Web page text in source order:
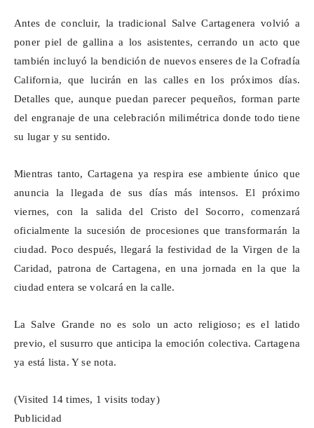
Antes de concluir, la tradicional Salve Cartagenera volvió a
poner piel de gallina a los asistentes, cerrando un acto que
también incluyó la bendición de nuevos enseres de la Cofradía
California, que lucirán en las calles en los próximos días.
Detalles que, aunque puedan parecer pequeños, forman parte
del engranaje de una celebración milimétrica donde todo tiene
su lugar y su sentido.
Mientras tanto, Cartagena ya respira ese ambiente único que
anuncia la llegada de sus días más intensos. El próximo
viernes, con la salida del Cristo del Socorro, comenzará
oficialmente la sucesión de procesiones que transformarán la
ciudad. Poco después, llegará la festividad de la Virgen de la
Caridad, patrona de Cartagena, en una jornada en la que la
ciudad entera se volcará en la calle.
La Salve Grande no es solo un acto religioso; es el latido
previo, el susurro que anticipa la emoción colectiva. Cartagena
ya está lista. Y se nota.
(Visited 14 times, 1 visits today)
Publicidad